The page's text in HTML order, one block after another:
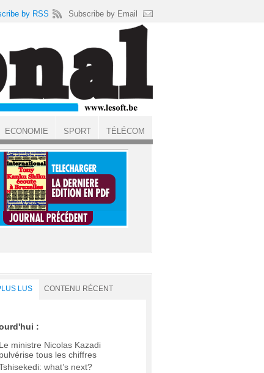
LUS CONTENU RÉCENT
:
Le ministre Nicolas Kazadi
pulvérise tous les chiffres
what’s next?
by RSS Subscribe by Email
ECONOMIE SPORT TÉLÉCOM